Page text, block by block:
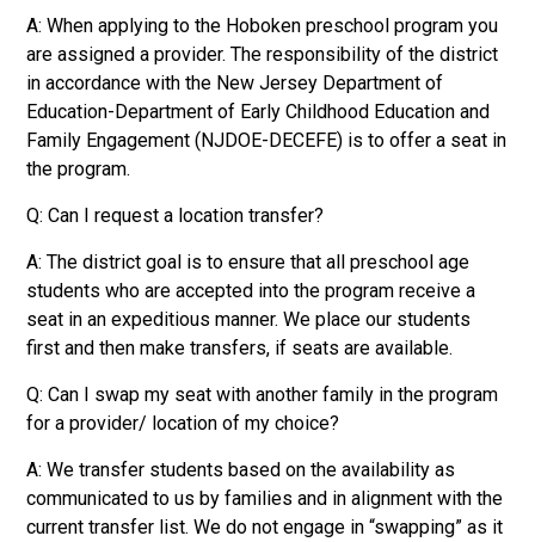
A: When applying to the Hoboken preschool program you
are assigned a provider. The responsibility of the district
in accordance with the New Jersey Department of
Education-Department of Early Childhood Education and
Family Engagement (NJDOE-DECEFE) is to offer a seat in
the program.
Q: Can I request a location transfer?
A: The district goal is to ensure that all preschool age
students who are accepted into the program receive a
seat in an expeditious manner. We place our students
first and then make transfers, if seats are available.
Q: Can I swap my seat with another family in the program
for a provider/ location of my choice?
A: We transfer students based on the availability as
communicated to us by families and in alignment with the
current transfer list. We do not engage in “swapping” as it